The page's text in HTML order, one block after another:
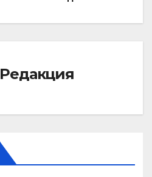
Редакция